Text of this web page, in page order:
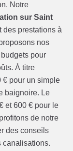
Notre
sur Saint
des prestations à
nos
pour
À titre
€ pour un simple
baignoire. Le
et 600 € pour le
de notre
des conseils
canalisations.